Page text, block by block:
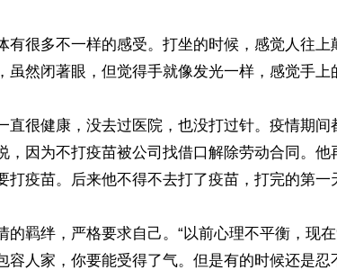
有很多不一样的感受。打坐的时候，感觉人往上
虽然闭著眼，但觉得手就像发光一样，感觉手上
直很健康，没去过医院，也没打过针。疫情期间
，因为不打疫苗被公司找借口解除劳动合同。他
打疫苗。后来他不得不去打了疫苗，打完的第一
的羁绊，严格要求自己。“以前心理不平衡，现
容人家，你要能受得了气。但是有的时候还是忍